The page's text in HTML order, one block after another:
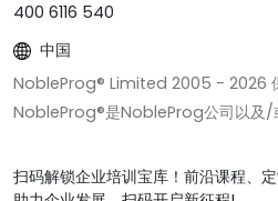
400 6116 540
中国
NobleProg® Limited 2005 - 2026
NobleProg®是NobleProg公司以及/
扫码解锁企业培训宝库！前沿课程、